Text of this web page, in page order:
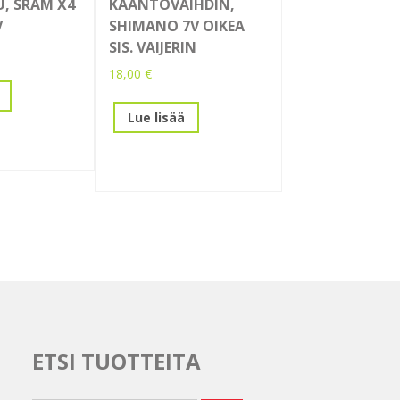
SRAM X4
KÄÄNTÖVAIHDIN,
SHIMANO 7V OIKEA
SIS. VAIJERIN
18,00 €
Lue lisää
ETSI TUOTTEITA